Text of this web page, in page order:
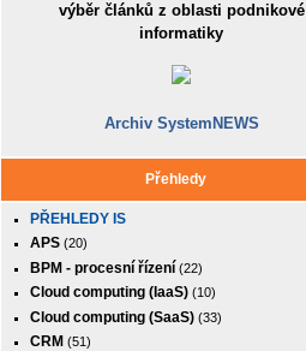
výběr článků z oblasti podnikové
informatiky
Archiv SystemNEWS
Přehledy
PŘEHLEDY IS
APS (20)
BPM - procesní řízení (22)
Cloud computing (IaaS) (10)
Cloud computing (SaaS) (33)
CRM (51)